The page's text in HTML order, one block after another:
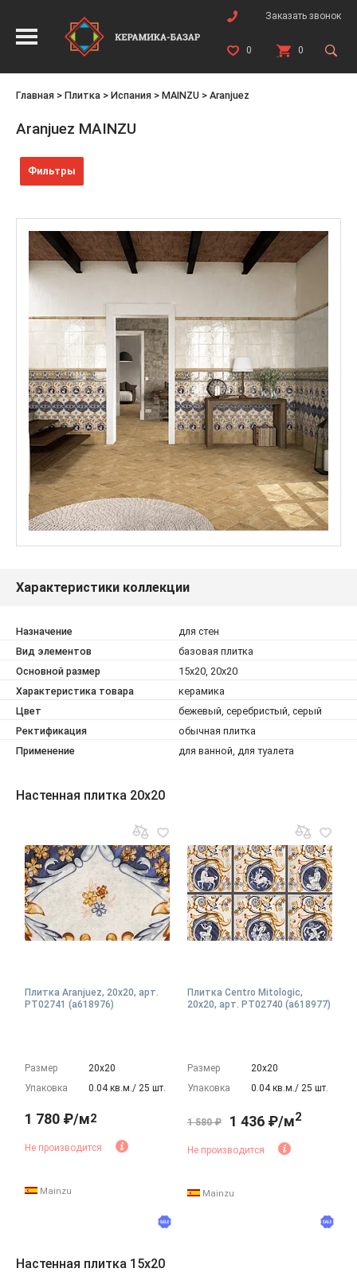
Заказать звонок
0 0
Главная > Плитка > Испания > MAINZU > Aranjuez
Aranjuez MAINZU
Фильтры
Характеристики коллекции
Назначение
для стен
Вид элементов
базовая плитка
Основной размер
15x20, 20x20
Характеристика товара
керамика
Цвет
бежевый, серебристый, серый
Ректификация
обычная плитка
Применение
для ванной, для туалета
Настенная плитка 20x20
Плитка Aranjuez, 20x20, арт.
PT02741 (a618976)
Размер
20х20
Упаковка
0.04 кв.м./ 25 шт.
1 780 ₽/м2
Не производится
Mainzu
Плитка Centro Mitologic,
20x20, арт. PT02740 (a618977)
Размер
20х20
Упаковка
0.04 кв.м./ 25 шт.
1 580 ₽ 1 436 ₽/м2
Не производится
Mainzu
Настенная плитка 15x20